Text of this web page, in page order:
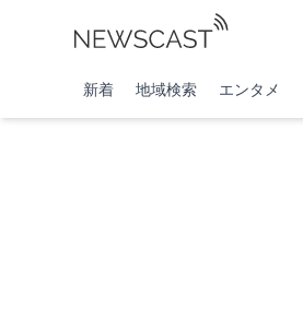
新着 地域検索 エンタメ